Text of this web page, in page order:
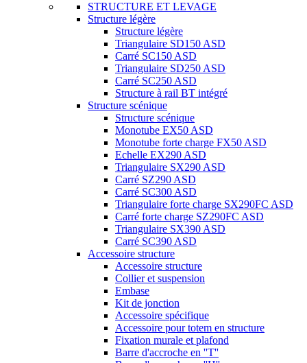
STRUCTURE ET LEVAGE
Structure légère
Structure légère
Triangulaire SD150 ASD
Carré SC150 ASD
Triangulaire SD250 ASD
Carré SC250 ASD
Structure à rail BT intégré
Structure scénique
Structure scénique
Monotube EX50 ASD
Monotube forte charge FX50 ASD
Echelle EX290 ASD
Triangulaire SX290 ASD
Carré SZ290 ASD
Carré SC300 ASD
Triangulaire forte charge SX290FC ASD
Carré forte charge SZ290FC ASD
Triangulaire SX390 ASD
Carré SC390 ASD
Accessoire structure
Accessoire structure
Collier et suspension
Embase
Kit de jonction
Accessoire spécifique
Accessoire pour totem en structure
Fixation murale et plafond
Barre d'accroche en ''T''